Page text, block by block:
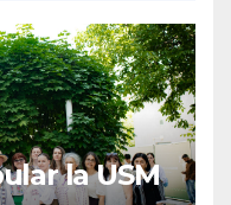
la USM